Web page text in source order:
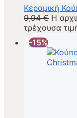
Κεραμική
9,94€ Η
τρέχουσα
-15%